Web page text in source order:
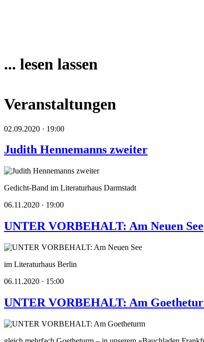
... lesen lassen
Veranstaltungen
02.09.2020 · 19:00
Judith Hennemanns zweiter
Gedicht-Band im Literaturhaus Darmstadt
06.11.2020 · 19:00
UNTER VORBEHALT: Am Neuen See
im Literaturhaus Berlin
06.11.2020 · 15:00
UNTER VORBEHALT: Am